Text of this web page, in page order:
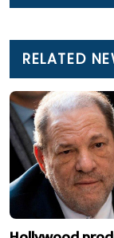
RELATED